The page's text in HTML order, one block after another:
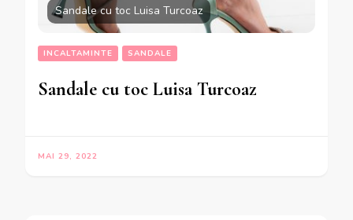
Sandale cu toc Luisa Turcoaz
INCALTAMINTE SANDALE
Sandale cu toc Luisa Turcoaz
MAI 29, 2022